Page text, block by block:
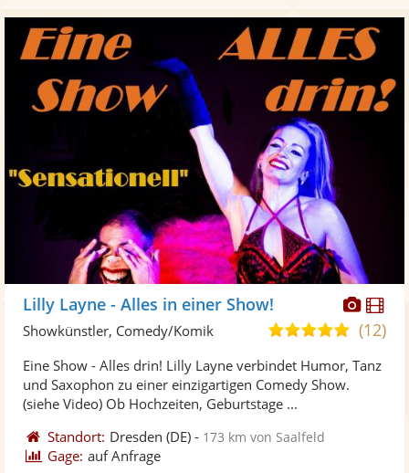
Fotos
Lilly Layne - Alles in einer Show!
5,0
5
(12)
Showkünstler, Comedy/Komik
Eine Show - Alles drin! Lilly Layne verbindet Humor, Tanz
und Saxophon zu einer einzigartigen Comedy Show.
(siehe Video) Ob Hochzeiten, Geburtstage ...
Standort: Dresden (DE) - 173 km von Saalfeld
Gage: auf Anfrage